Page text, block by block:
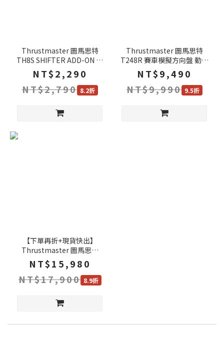
Thrustmaster 圖馬思特
TH8S SHIFTER ADD-ON 排
檔器 多功能換檔器 響應式換
檔 排檔桿 換檔器
NT$2,290
NT$2,790 8.2折
Thrustmaster 圖馬思特
T248R 賽車模擬方向盤 動態
力回饋 精準操控 遊戲方向盤
方向盤 賽車方向盤
NT$9,490
NT$9,990 9.5折
【下單再折+現貨快出】
Thrustmaster 圖馬思特
T598 直驅 賽車遊戲方向盤
組 支援PS5 PS4 PC 5Nm恆
定扭矩 遊戲方向盤 方向盤 賽
車方向盤 力回饋
NT$15,980
NT$17,900 8.9折